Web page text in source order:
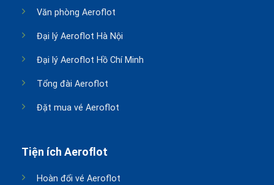
Văn phòng Aeroflot
Đại lý Aeroflot Hà Nội
Đại lý Aeroflot Hồ Chí Minh
Tổng đài Aeroflot
Đặt mua vé Aeroflot
Tiện ích Aeroflot
Hoàn đổi vé Aeroflot